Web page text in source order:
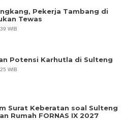
Pekerja Tambang di
Tewas
WIB
Potensi Karhutla di Sulteng
WIB
Surat Keberatan soal Sulteng
Rumah FORNAS IX 2027